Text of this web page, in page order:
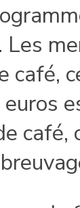
Les
café,
café,